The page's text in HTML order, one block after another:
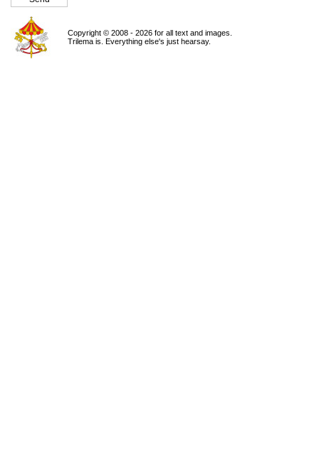
Copyright © 2008 - 2026 for all text and images.
Trilema is. Everything else's just hearsay.